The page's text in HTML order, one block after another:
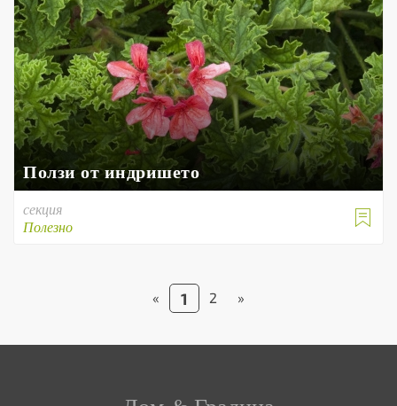
Ползи от индришето

секция
Полезно
« 1 2 »